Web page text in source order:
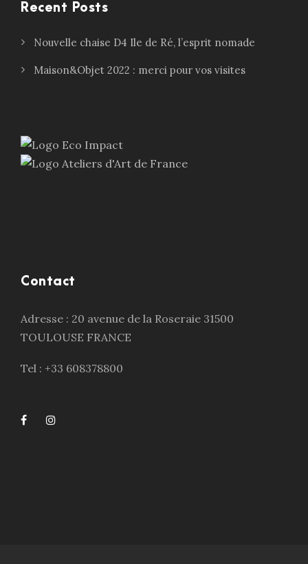
Recent Posts
Nouvelle chaise D4 Ile de Ré, l’esprit nomade
Maison&Objet 2022 : merci pour vos visites
Contact
Adresse : 20 avenue de la Roseraie 31500
TOULOUSE FRANCE
Tel : +33 608378800